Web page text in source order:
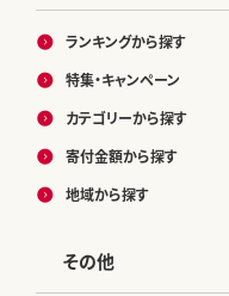
ランキングから探す
特集・キャンペーン
カテゴリーから探す
寄付金額から探す
地域から探す
その他